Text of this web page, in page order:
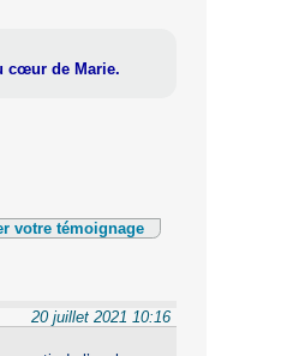
cœur de Marie.
votre témoignage
20 juillet 2021 10:16